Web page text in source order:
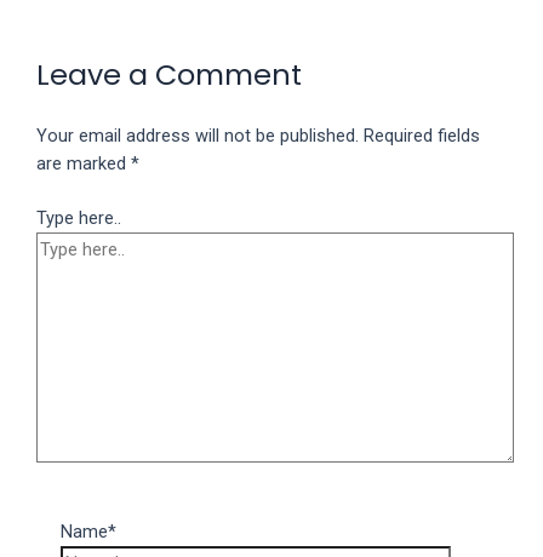
Leave a Comment
Your email address will not be published. Required fields
are marked*
Type here..
Name*